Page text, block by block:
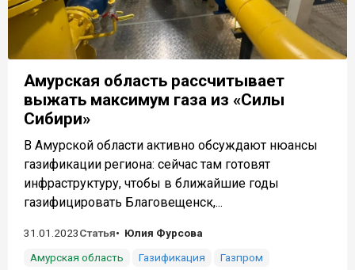
Амурская область рассчитывает
выжать максимум газа из «Силы
Сибири»
В Амурской области активно обсуждают нюансы
газификации региона: сейчас там готовят
инфраструктуру, чтобы в ближайшие годы
газифицировать Благовещенск,...
31.01.2023Статья
Юлия Фурсова
Амурская область
Газификация Газпром